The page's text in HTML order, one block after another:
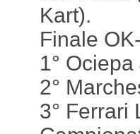
Kart).
Finale
1°
2°
3° Ferrari